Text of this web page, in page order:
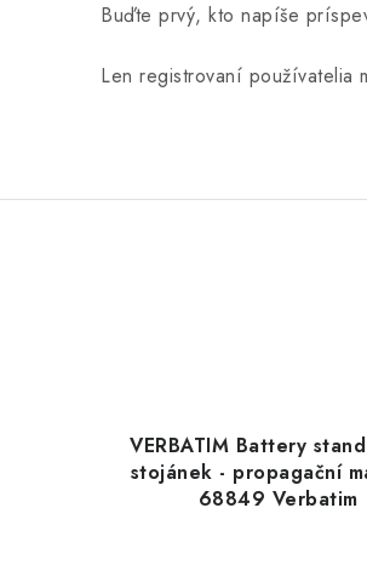
Buďte prvý, kto napíše
Len registrovaní používatelia
VERBATIM Battery
stojánek - propagační
68849 Verbatim